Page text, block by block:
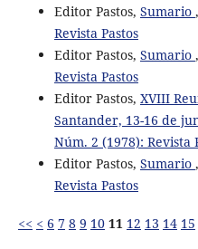
Editor Pastos, Sumario ,
Revista Pastos
Editor Pastos, Sumario ,
Revista Pastos
Editor Pastos, XVIII
Santander, 13-16 de
Núm. 2 (1978): Revista
Editor Pastos, Sumario ,
Revista Pastos
<< < 6 7 8 9 10 11 12 13 14 15